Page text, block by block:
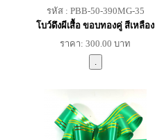
รหัส : PBB-50-390MG-35
โบว์ดึงผีเสื้อ ขอบทองคู่ สีเหลือง
ราคา: 300.00 บาท